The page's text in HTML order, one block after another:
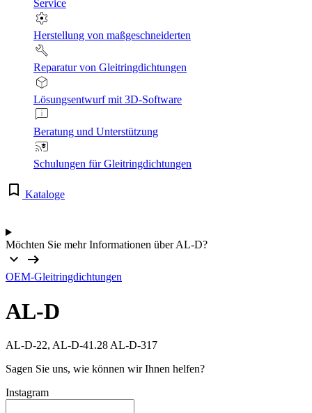
Service
Herstellung von maßgeschneiderten
Reparatur von Gleitringdichtungen
Lösungsentwurf mit 3D-Software
Beratung und Unterstützung
Schulungen für Gleitringdichtungen
Kataloge
Möchten Sie mehr Informationen über AL-D?
OEM-Gleitringdichtungen
AL-D
AL-D-22, AL-D-41.28 AL-D-317
Sagen Sie uns, wie können wir Ihnen helfen?
Instagram